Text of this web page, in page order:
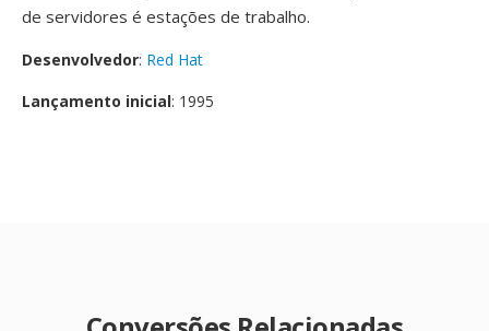
de servidores é estações de trabalho.
Desenvolvedor: Red Hat
Lançamento inicial: 1995